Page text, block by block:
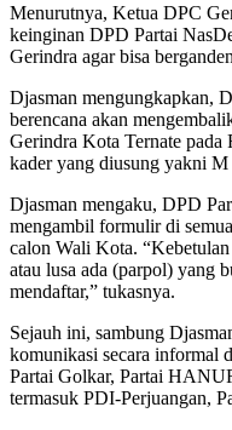
Menurutnya, Ketua DPC
keinginan DPD Partai
Gerindra agar bisa
Djasman mengungkapkan,
berencana akan
Gerindra Kota Ternate pada
kader yang diusung yakni M
Djasman mengaku, DPD
mengambil formulir di
calon Wali Kota.
atau lusa ada (parpol) yang
mendaftar,” tukasnya.
Sejauh ini, sambung
komunikasi secara informal
Partai Golkar, Partai
termasuk PDI-Perjuangan,